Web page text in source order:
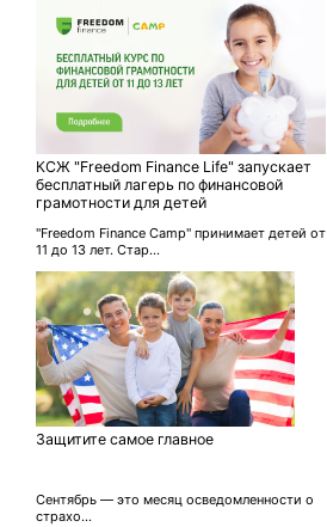
КСЖ "Freedom Finance Life" запускает
бесплатный лагерь по финансовой
грамотности для детей
"Freedom Finance Camp" принимает детей от
11 до 13 лет. Стар...
Защитите самое главное
Сентябрь — это месяц осведомленности о
страхо...